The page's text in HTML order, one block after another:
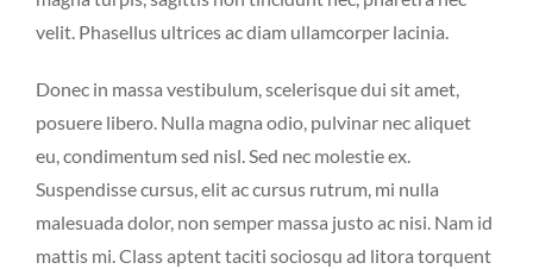
velit. Phasellus ultrices ac diam ullamcorper lacinia.
Donec in massa vestibulum, scelerisque dui sit amet,
posuere libero. Nulla magna odio, pulvinar nec aliquet
eu, condimentum sed nisl. Sed nec molestie ex.
Suspendisse cursus, elit ac cursus rutrum, mi nulla
malesuada dolor, non semper massa justo ac nisi. Nam id
mattis mi. Class aptent taciti sociosqu ad litora torquent